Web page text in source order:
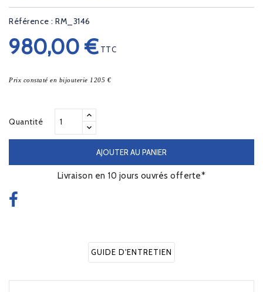
Référence : RM_3146
980,00 € TTC
Prix constaté en bijouterie 1205 €
Quantité
AJOUTER AU PANIER
Livraison en 10 jours ouvrés offerte*
GUIDE D'ENTRETIEN